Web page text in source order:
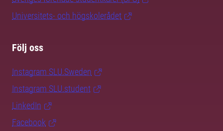
Universitets- och högskolerådet
Följ oss
Instagram SLU.Sweden
Instagram SLU.student
LinkedIn
Facebook